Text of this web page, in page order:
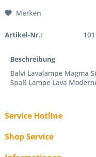
Merken
Artikel-Nr.:
Beschreibung
Balvi Lavalampe Magma
Spaß Lampe Lava
Service Hotline
Shop Service